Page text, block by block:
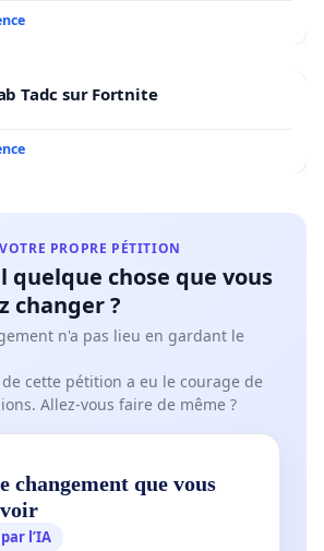
Tadc sur Fortnite
PROPRE PÉTITION
quelque chose que vous
changer ?
n'a pas lieu en gardant le
de cette pétition a eu le courage de
Allez-vous faire de même ?
changement que vous
l’IA